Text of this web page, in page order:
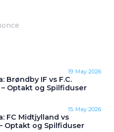
19. May 2026
Brøndby IF vs F.C.
Optakt og Spilfiduser
15. May 2026
FC Midtjylland vs
Optakt og Spilfiduser